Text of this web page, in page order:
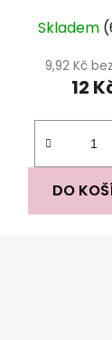
Skladem
9,92 Kč
12
DO